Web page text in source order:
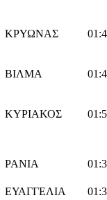
ΚΡΥΩΝΑΣ
ΒΙΛΜΑ
ΚΥΡΙΑΚΟΣ
ΡΑΝΙΑ
ΕΥΑΓΓΕΛΙΑ